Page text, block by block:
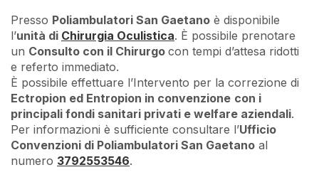
Presso Poliambulatori San Gaetano è disponibile
l’unità di Chirurgia Oculistica. È possibile prenotare
un Consulto con il Chirurgo con tempi d’attesa ridotti
e referto immediato.
È possibile effettuare l’Intervento per la correzione di
Ectropion ed Entropion in convenzione con i
principali fondi sanitari privati e welfare aziendali.
Per informazioni è sufficiente consultare l’Ufficio
Convenzioni di Poliambulatori San Gaetano al
numero 3792553546.